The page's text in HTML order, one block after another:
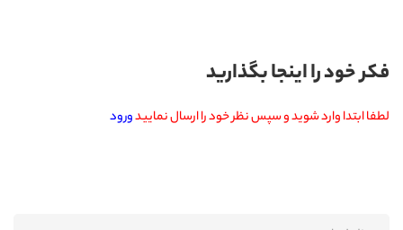
فکر خود را اینجا بگذارید
لطفا ابتدا وارد شوید و سپس نظر خود را ارسال نماییدورود